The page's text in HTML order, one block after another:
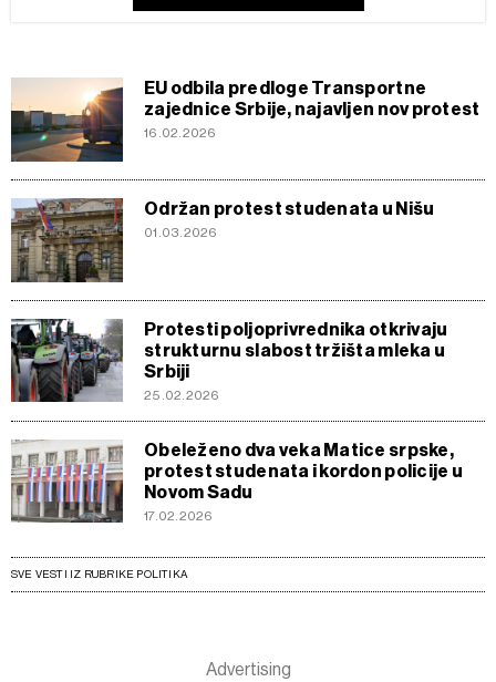
EU odbila predloge Transportne
zajednice Srbije, najavljen nov protest
16.02.2026
Održan protest studenata u Nišu
01.03.2026
Protesti poljoprivrednika otkrivaju
strukturnu slabost tržišta mleka u
Srbiji
25.02.2026
Obeleženo dva veka Matice srpske,
protest studenata i kordon policije u
Novom Sadu
17.02.2026
SVE VESTI IZ RUBRIKE POLITIKA